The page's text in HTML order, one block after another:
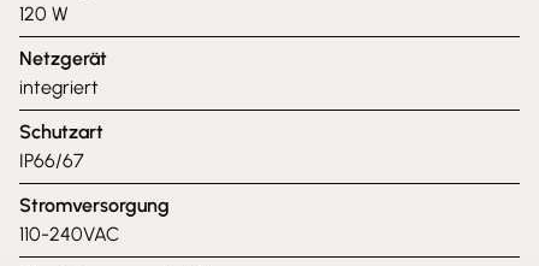
120 W
Netzgerät
integriert
Schutzart
IP66/67
Stromversorgung
110-240VAC